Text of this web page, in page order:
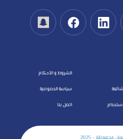
الشروط و الأحكام
سياسة الخصوصية
اتصل بنا